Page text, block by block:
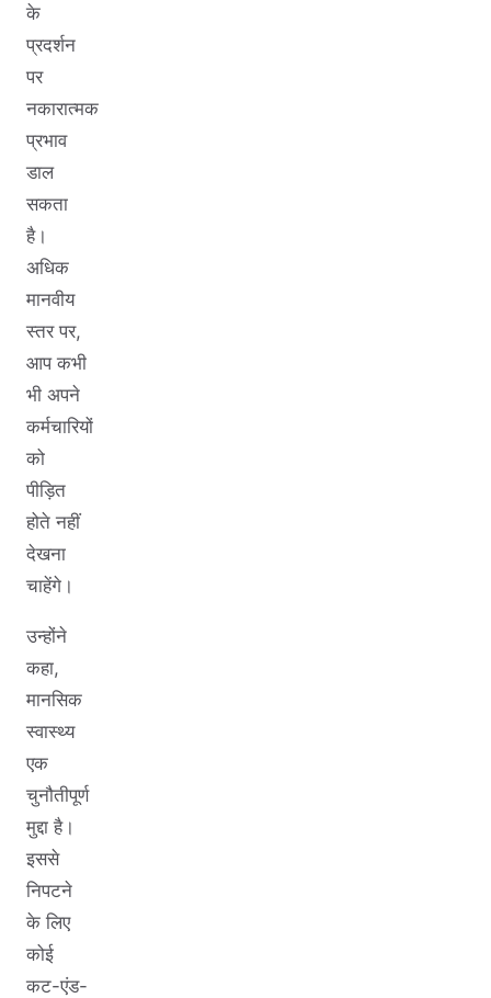
के
प्रदर्शन
पर
नकारात्मक
प्रभाव
डाल
सकता
है।
अधिक
मानवीय
स्तर पर,
आप कभी
भी अपने
कर्मचारियों
को
पीड़ित
होते नहीं
देखना
चाहेंगे।
उन्होंने
कहा,
मानसिक
स्वास्थ्य
एक
चुनौतीपूर्ण
मुद्दा है।
इससे
निपटने
के लिए
कोई
कट-एंड-